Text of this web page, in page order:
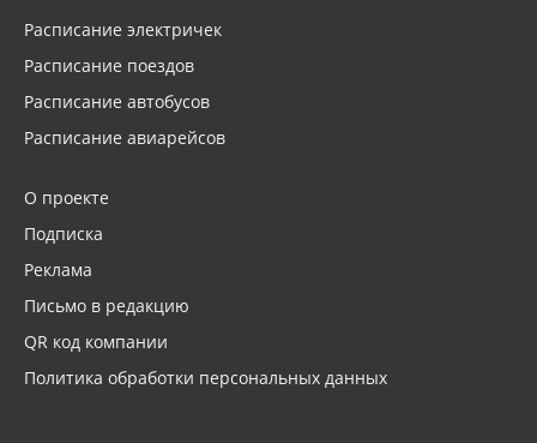
Расписание электричек
Расписание поездов
Расписание автобусов
Расписание авиарейсов
О проекте
Подписка
Реклама
Письмо в редакцию
QR код компании
Политика обработки персональных данных